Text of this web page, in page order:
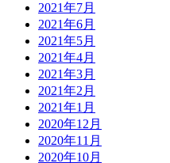
2021年7月
2021年6月
2021年5月
2021年4月
2021年3月
2021年2月
2021年1月
2020年12月
2020年11月
2020年10月